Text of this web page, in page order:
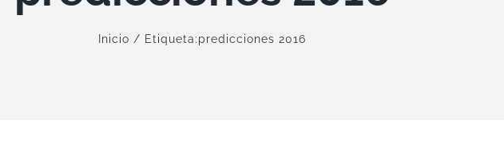
Inicio Etiqueta:predicciones 2016